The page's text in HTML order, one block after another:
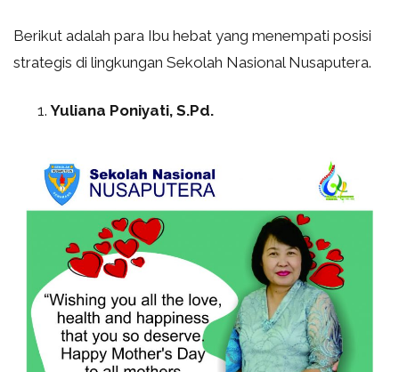
Berikut adalah para Ibu hebat yang menempati posisi
strategis di lingkungan Sekolah Nasional Nusaputera.
Yuliana Poniyati, S.Pd.